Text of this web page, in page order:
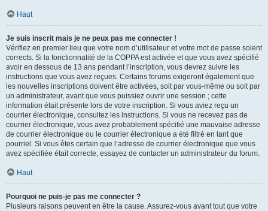
Haut
Je suis inscrit mais je ne peux pas me connecter !
Vérifiez en premier lieu que votre nom d’utilisateur et votre mot de passe soient
corrects. Si la fonctionnalité de la COPPA est activée et que vous avez spécifié
avoir en dessous de 13 ans pendant l’inscription, vous devrez suivre les
instructions que vous avez reçues. Certains forums exigeront également que
les nouvelles inscriptions doivent être activées, soit par vous-même ou soit par
un administrateur, avant que vous puissiez ouvrir une session ; cette
information était présente lors de votre inscription. Si vous aviez reçu un
courrier électronique, consultez les instructions. Si vous ne recevez pas de
courrier électronique, vous avez probablement spécifié une mauvaise adresse
de courrier électronique ou le courrier électronique a été filtré en tant que
pourriel. Si vous êtes certain que l’adresse de courrier électronique que vous
avez spécifiée était correcte, essayez de contacter un administrateur du forum.
Haut
Pourquoi ne puis-je pas me connecter ?
Plusieurs raisons peuvent en être la cause. Assurez-vous avant tout que votre